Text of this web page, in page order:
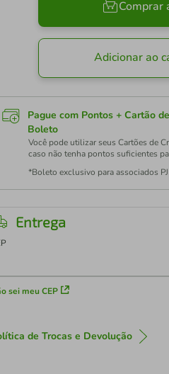
Comprar
Adicionar ao
Pague com Pontos + Cartão
Boleto
Você pode utilizar seus Cartões de
caso não tenha pontos suficientes
*Boleto exclusivo para associados PJ
Entrega
sei meu CEP
de Trocas e Devolução